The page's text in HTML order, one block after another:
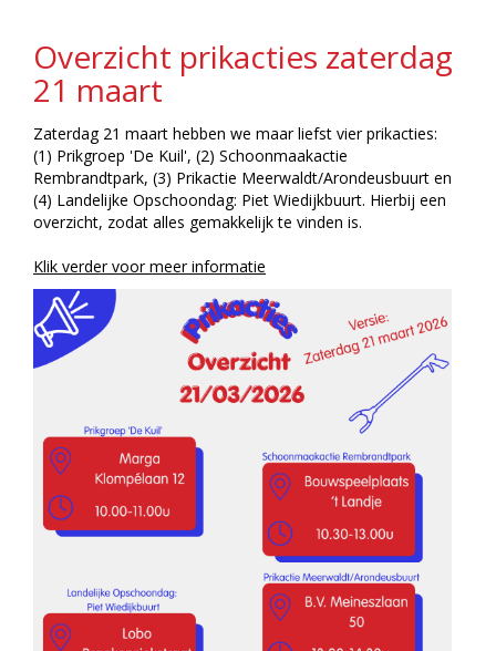
Overzicht prikacties zaterdag
21 maart
Zaterdag 21 maart hebben we maar liefst vier prikacties:
(1) Prikgroep 'De Kuil', (2) Schoonmaakactie
Rembrandtpark, (3) Prikactie Meerwaldt/Arondeusbuurt en
(4) Landelijke Opschoondag: Piet Wiedijkbuurt. Hierbij een
overzicht, zodat alles gemakkelijk te vinden is.
Klik verder voor meer informatie